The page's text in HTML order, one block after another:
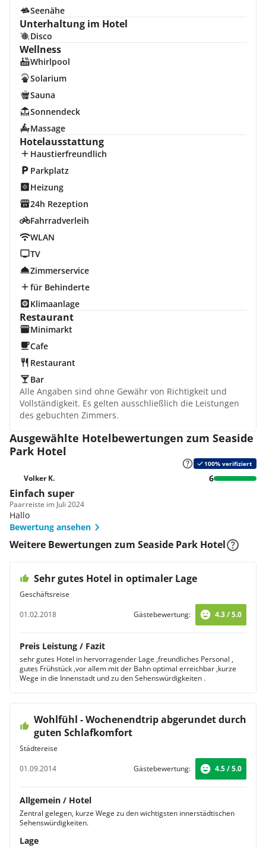
Seenähe
Unterhaltung im Hotel
Disco
Wellness
Whirlpool
Solarium
Sauna
Sonnendeck
Massage
Hotelausstattung
Haustierfreundlich
Parkplatz
Heizung
24h Rezeption
Fahrradverleih
WLAN
TV
Zimmerservice
für Behinderte
Klimaanlage
Restaurant
Minimarkt
Cafe
Restaurant
Bar
Alle Angaben sind ohne Gewähr von Richtigkeit und
Vollständigkeit. Es gelten ausschließlich die Leistungen
des gebuchten Zimmers.
Ausgewählte Hotelbewertungen zum Seaside
Park Hotel
100% verifiziert
Volker K. 6
Einfach super
Paarreiste im Juli 2024
Hallo
Bewertung ansehen
Weitere Bewertungen zum Seaside Park Hotel
Sehr gutes Hotel in optimaler Lage
Geschäftsreise
01.02.2018
Gästebewertung: 4.3 / 5.0
Preis Leistung / Fazit
sehr gutes Hotel in hervorragender Lage ,freundliches Personal ,
gutes Frühstück ,vor allem mit der Bahn optimal erreichbar ,kurze
Wege in die Innenstadt und zu den Sehenswürdigkeiten .
Wohlfühl - Wochenendtrip abgerundet durch
guten Schlafkomfort
Städtereise
01.09.2014
Gästebewertung: 4.5 / 5.0
Allgemein / Hotel
Zentral gelegen, kurze Wege zu den wichtigsten innerstädtischen
Sehenswürdigkeiten.
Lage